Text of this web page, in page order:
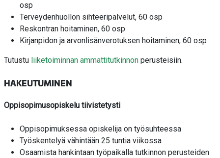
osp
Terveydenhuollon sihteeripalvelut, 60 osp
Reskontran hoitaminen, 60 osp
Kirjanpidon ja arvonlisänverotuksen hoitaminen, 60 osp
Tutustu liiketoiminnan ammattitutkinnon perusteisiin.
HAKEUTUMINEN
Oppisopimusopiskelu tiivistetysti
Oppisopimuksessa opiskelija on työsuhteessa
Työskentelyä vähintään 25 tuntia viikossa
Osaamista hankintaan työpaikalla tutkinnon perusteiden